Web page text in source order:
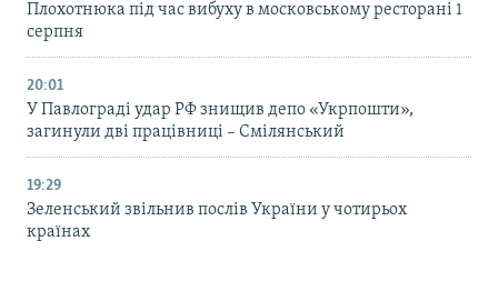
Плохотнюка під час вибуху в московському ресторані 1
серпня
20:01
У Павлограді удар РФ знищив депо «Укрпошти»,
загинули дві працівниці – Смілянський
19:29
Зеленський звільнив послів України у чотирьох
країнах